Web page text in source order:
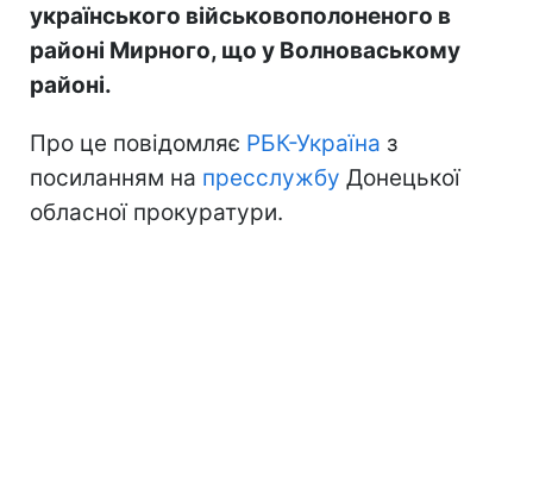
українського військовополоненого в
районі Мирного, що у Волноваському
районі.
Про це повідомляє РБК-Україна з
посиланням на пресслужбу Донецької
обласної прокуратури.